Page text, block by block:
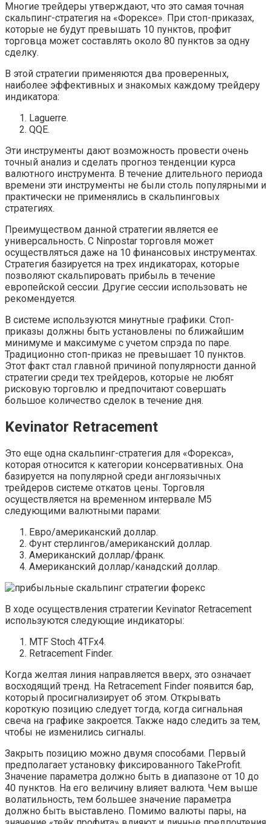
Многие трейдеры утверждают, что это самая точная
скальпинг-стратегия на «Форексе». При стоп-приказах,
которые не будут превышать 10 пунктов, профит
торговца может составлять около 80 пунктов за одну
сделку.
В этой стратегии применяются два проверенных,
наиболее эффективных и знакомых каждому трейдеру
индикатора:
Laguerre.
QQE.
Эти инструменты дают возможность провести очень
точный анализ и сделать прогноз тенденции курса
валютного инструмента. В течение длительного периода
времени эти инструменты не были столь популярными и
практически не применялись в скальпинговых
стратегиях.
Преимуществом данной стратегии является ее
универсальность. С Ninpostar торговля может
осуществляться даже на 10 финансовых инструментах.
Стратегия базируется на трех индикаторах, которые
позволяют скальпировать прибыль в течение
европейской сессии. Другие сессии использовать не
рекомендуется.
В системе используются минутные графики. Стоп-
приказы должны быть установлены по ближайшим
минимуме и максимуме с учетом спрэда по паре.
Традиционно стоп-приказ не превышает 10 пунктов.
Этот факт стал главной причиной популярности данной
стратегии среди тех трейдеров, которые не любят
рисковую торговлю и предпочитают совершать
большое количество сделок в течение дня.
Kevinator Retracement
Это еще одна скальпинг-стратегия для «Форекса»,
которая относится к категории консервативных. Она
базируется на популярной среди англоязычных
трейдеров системе откатов цены. Торговля
осуществляется на временном интервале М5
следующими валютными парами:
Евро/американский доллар.
Фунт стерлингов/американский доллар.
Американский доллар/франк.
Американский доллар/канадский доллар.
В ходе осуществления стратегии Kevinator Retracement
используются следующие индикаторы:
MTF Stoch 4TFx4.
Retracement Finder.
Когда желтая линия направляется вверх, это означает
восходящий тренд. На Retracement Finder появится бар,
который просигнализирует об этом. Открывать
короткую позицию следует тогда, когда сигнальная
свеча на графике закроется. Также надо следить за тем,
чтобы не изменились сигналы.
Закрыть позицию можно двумя способами. Первый
предполагает установку фиксированного TakeProfit.
Значение параметра должно быть в диапазоне от 10 до
40 пунктов. На его величину влияет валюта. Чем выше
волатильность, тем большее значение параметра
должно быть выставлено. Помимо валюты пары, на